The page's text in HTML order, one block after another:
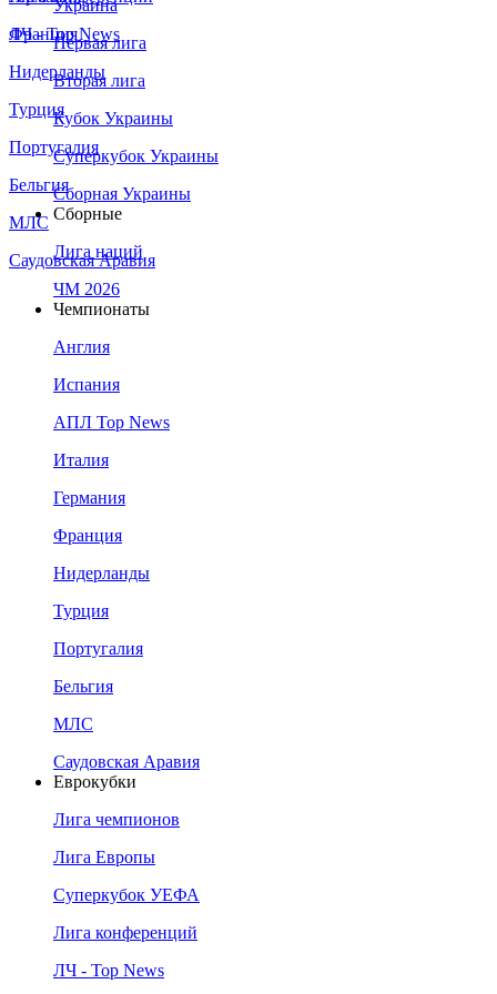
Франция
Нидерланды
Турция
Португалия
Бельгия
МЛС
Саудовская Аравия
ЛЧ - Top News
Украина
Первая лига
Вторая лига
Кубок Украины
Суперкубок Украины
Сборная Украины
Сборные
Лига наций
ЧМ 2026
Чемпионаты
Англия
Испания
АПЛ Top News
Италия
Германия
Франция
Нидерланды
Турция
Португалия
Бельгия
МЛС
Саудовская Аравия
Еврокубки
Лига чемпионов
Лига Европы
Суперкубок УЕФА
Лига конференций
ЛЧ - Top News